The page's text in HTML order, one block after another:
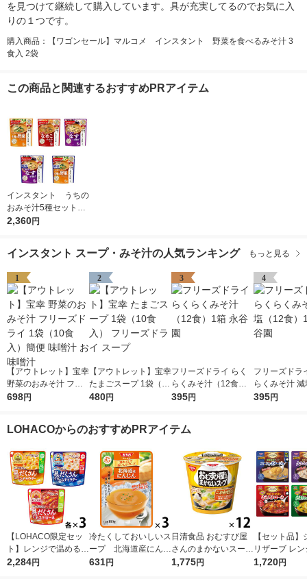
を見つけて継続して購入しています。具が充実してるのでお気に入
りの１つです。
購入商品：【ワゴンセール】マルコメ インスタント 野菜を食べるみそ汁 3
食入 2袋
この商品と関連するおすすめPRアイテム
インスタント うちの
おみそ汁5種セット
1箱(25食入) アマノ
2,360円
インスタント スープ・みそ汁の人気ランキング もっと見る
1
【アウトレット】宝幸
野菜のおみそ汁 フリ
ーズドライ 1袋（10食
698円
2
【アウトレット】宝幸
たまごスープ 1袋（10
食入） フリーズドラ
480円
3
フリーズドライ らく
らくみそ汁（12食）1
箱 永谷園
395円
4
フリーズドラ
らくみそ汁
食）1箱 永谷
395円
LOHACOからのおすすめPRアイテム
【LOHACO限定セッ
ト】レンジで温めるだ
け♪ 江崎グリコ クレ
2,284円
冷たくしておいしいス
ープ 北海道産にんじ
ん 1セット（1個×3）
631円
日清食品 おむすび屋
さんのまかないスープ
ごま味噌豆乳 12個 カ
1,775円
【セット品】
リザーブ レ
いしいごちそ
1,720円